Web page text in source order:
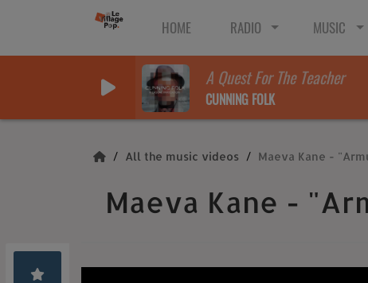
HOME RADIO MUSIC
A Quest For The Teacher
CUNNING FOLK
All the music videos Maeva Kane -
Maeva Kane -